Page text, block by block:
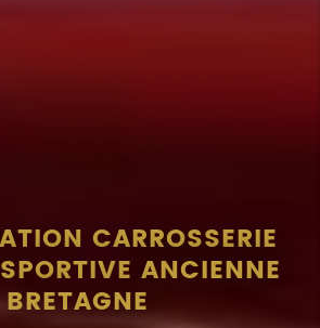
CARROSSERIE
ANCIENNE
BRETAGNE